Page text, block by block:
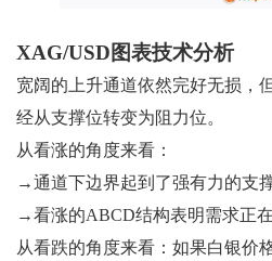
XAG/USD图表技术分析
宽阔的上升通道依然完好无损，
经从支撑位转变为阻力位。
从看涨的角度来看：
→通道下边界起到了强有力的支
→看涨的ABCD结构表明需求正在
从看跌的角度来看：如果白银价